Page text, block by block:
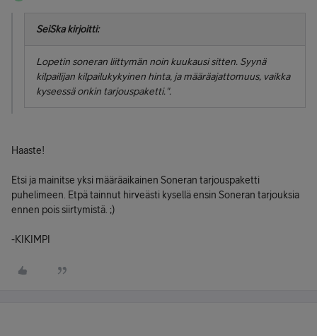
SeiSka kirjoitti:
Lopetin soneran liittymän noin kuukausi sitten. Syynä
kilpailijan kilpailukykyinen hinta, ja määräajattomuus, vaikka
kyseessä onkin tarjouspaketti.".
Haaste!
Etsi ja mainitse yksi määräaikainen Soneran tarjouspaketti
puhelimeen. Etpä tainnut hirveästi kysellä ensin Soneran tarjouksia
ennen pois siirtymistä. ;)
-KIKIMPI